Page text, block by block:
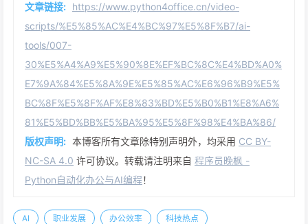
文章链接: https://www.python4office.cn/video-
scripts/%E5%85%AC%E4%BC%97%E5%8F%B7/ai-
tools/007-
30%E5%A4%A9%E5%90%8E%EF%BC%8C%E4%BD%A0%
E7%9A%84%E5%8A%9E%E5%85%AC%E6%96%B9%E5%
BC%8F%E5%8F%AF%E8%83%BD%E5%B0%B1%E8%A6%
81%E5%BD%BB%E5%BA%95%E5%8F%98%E4%BA%86/
版权声明: 本博客所有文章除特别声明外，均采用 CC BY-
NC-SA 4.0 许可协议。转载请注明来自 程序员晚枫 -
Python自动化办公与AI编程！
AI 职业发展 办公效率 科技热点